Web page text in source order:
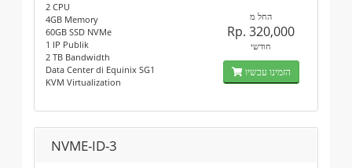
2 CPU
4GB Memory
60GB SSD NVMe
1 IP Publik
2 TB Bandwidth
Data Center di Equinix SG1
KVM Virtualization
החל מ
Rp. 320,000
חודשי
הזמינו עכשיו
NVME-ID-3